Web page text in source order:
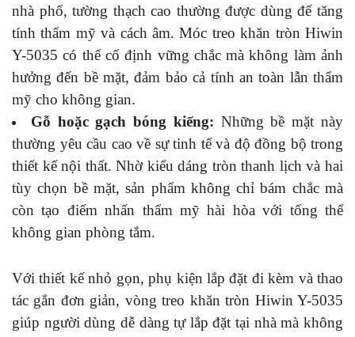
nhà phố, tường thạch cao thường được dùng để tăng
tính thẩm mỹ và cách âm. Móc treo khăn tròn Hiwin
Y-5035 có thể cố định vững chắc mà không làm ảnh
hưởng đến bề mặt, đảm bảo cả tính an toàn lẫn thẩm
mỹ cho không gian.
Gỗ hoặc gạch bóng kiếng: Những bề mặt này
thường yêu cầu cao về sự tinh tế và độ đồng bộ trong
thiết kế nội thất. Nhờ kiểu dáng tròn thanh lịch và hai
tùy chọn bề mặt, sản phẩm không chỉ bám chắc mà
còn tạo điểm nhấn thẩm mỹ hài hòa với tổng thể
không gian phòng tắm.
Với thiết kế nhỏ gọn, phụ kiện lắp đặt đi kèm và thao
tác gắn đơn giản, vòng treo khăn tròn Hiwin Y-5035
giúp người dùng dễ dàng tự lắp đặt tại nhà mà không